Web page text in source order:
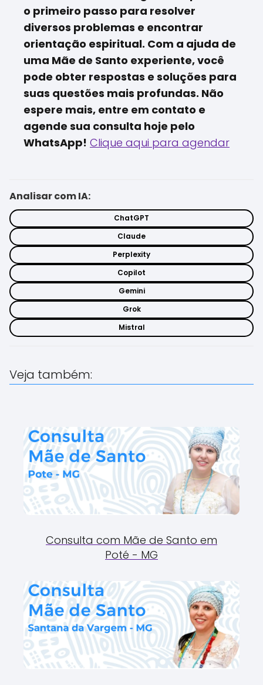
o primeiro passo para resolver
diversos problemas e encontrar
orientação espiritual. Com a ajuda de
uma Mãe de Santo experiente, você
pode obter respostas e soluções para
suas questões mais profundas. Não
espere mais, entre em contato e
agende sua consulta hoje pelo
WhatsApp! Clique aqui para agendar
Analisar com IA:
ChatGPT
Claude
Perplexity
Copilot
Gemini
Grok
Mistral
Veja também:
Consulta com Mãe de Santo em
Poté - MG